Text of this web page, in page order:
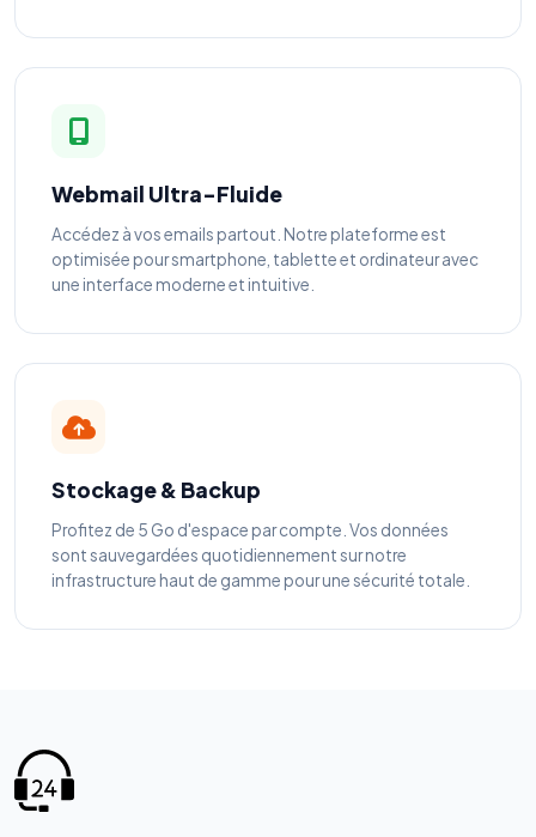
Webmail Ultra-Fluide
Accédez à vos emails partout. Notre plateforme est
optimisée pour smartphone, tablette et ordinateur avec
une interface moderne et intuitive.
Stockage & Backup
Profitez de 5 Go d'espace par compte. Vos données
sont sauvegardées quotidiennement sur notre
infrastructure haut de gamme pour une sécurité totale.